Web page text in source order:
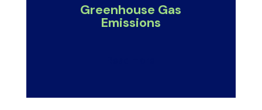
Greenhouse Gas
Emissions